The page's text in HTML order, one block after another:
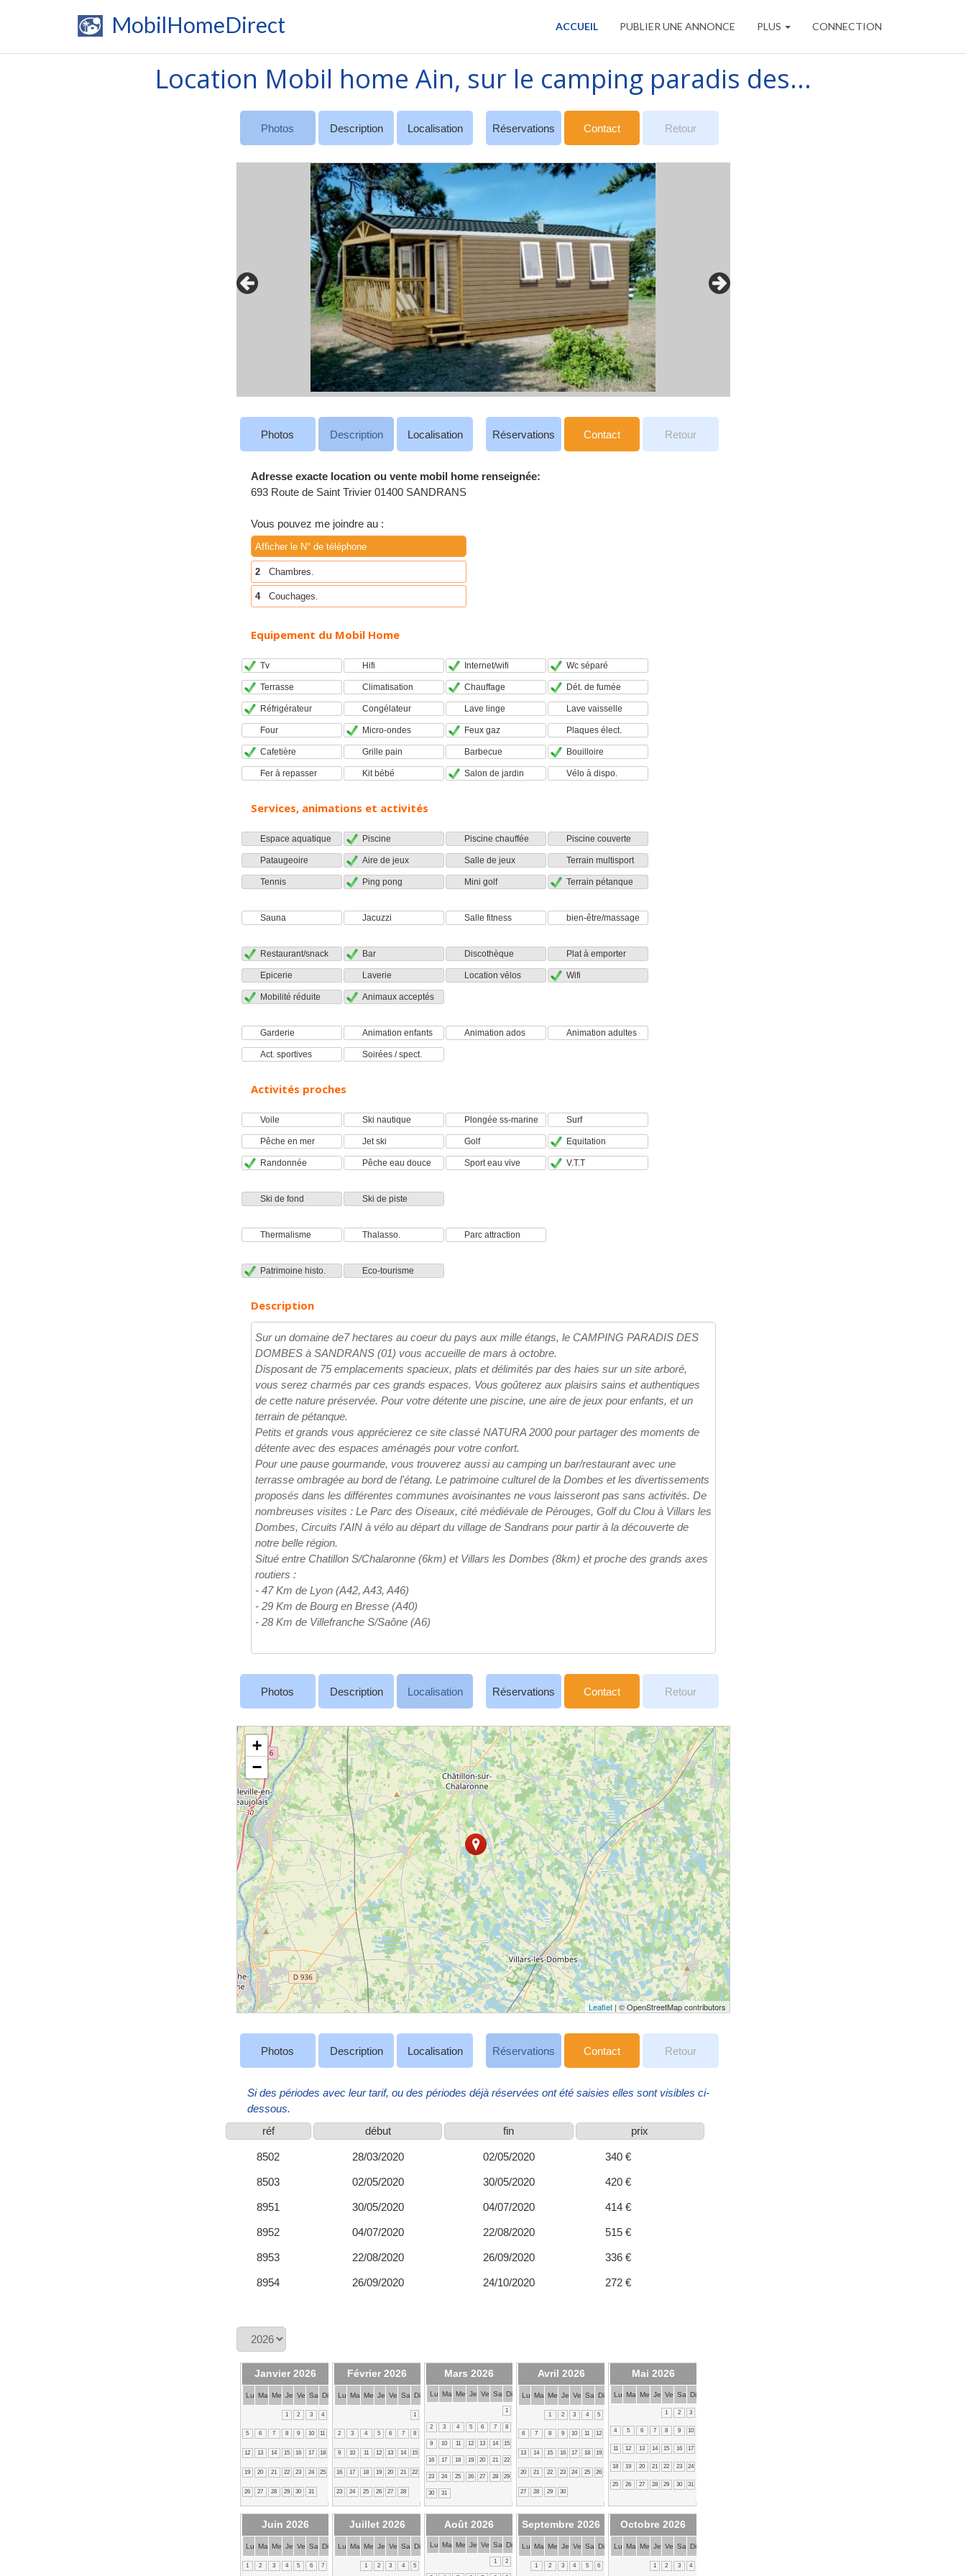
MobilHomeDirect ACCUEIL PUBLIER UNE ANNONCE PLUS CONNECTION
Location Mobil home Ain, sur le camping paradis des...
Photos Description Localisation Réservations Contact Retour
Photos Description Localisation Réservations Contact Retour
Adresse exacte location ou vente mobil home renseignée:
693 Route de Saint Trivier 01400 SANDRANS
Vous pouvez me joindre au :
Afficher le N° de téléphone
2 Chambres.
4 Couchages.
Equipement du Mobil Home
Tv Hifi Internet/wifi Wc séparé
Terrasse Climatisation Chauffage Dét. de fumée
Réfrigérateur Congélateur Lave linge Lave vaisselle
Four Micro-ondes Feux gaz Plaques élect.
Cafetière Grille pain Barbecue Bouilloire
Fer à repasser Kit bébé Salon de jardin Vélo à dispo.
Services, animations et activités
Espace aquatique Piscine Piscine chauffée Piscine couverte
Pataugeoire Aire de jeux Salle de jeux Terrain multisport
Tennis Ping pong Mini golf Terrain pétanque
Sauna Jacuzzi Salle fitness bien-être/massage
Restaurant/snack Bar Discothèque Plat à emporter
Epicerie Laverie Location vélos Wifi
Mobilité réduite Animaux acceptés
Garderie Animation enfants Animation ados Animation adultes
Act. sportives Soirées / spect.
Activités proches
Voile Ski nautique Plongée ss-marine Surf
Pêche en mer Jet ski Golf Equitation
Randonnée Pêche eau douce Sport eau vive V.T.T
Ski de fond Ski de piste
Thermalisme Thalasso. Parc attraction
Patrimoine histo. Eco-tourisme
Description
Sur un domaine de7 hectares au coeur du pays aux mille étangs, le CAMPING PARADIS DES
DOMBES à SANDRANS (01) vous accueille de mars à octobre.
Disposant de 75 emplacements spacieux, plats et délimités par des haies sur un site arboré,
vous serez charmés par ces grands espaces. Vous goûterez aux plaisirs sains et authentiques
de cette nature préservée. Pour votre détente une piscine, une aire de jeux pour enfants, et un
terrain de pétanque.
Petits et grands vous apprécierez ce site classé NATURA 2000 pour partager des moments de
détente avec des espaces aménagés pour votre confort.
Pour une pause gourmande, vous trouverez aussi au camping un bar/restaurant avec une
terrasse ombragée au bord de l'étang. Le patrimoine culturel de la Dombes et les divertissements
proposés dans les différentes communes avoisinantes ne vous laisseront pas sans activités. De
nombreuses visites : Le Parc des Oiseaux, cité médiévale de Pérouges, Golf du Clou à Villars les
Dombes, Circuits l'AIN à vélo au départ du village de Sandrans pour partir à la découverte de
notre belle région.
Situé entre Chatillon S/Chalaronne (6km) et Villars les Dombes (8km) et proche des grands axes
routiers :
- 47 Km de Lyon (A42, A43, A46)
- 29 Km de Bourg en Bresse (A40)
- 28 Km de Villefranche S/Saône (A6)
Photos Description Localisation Réservations Contact Retour
+
−
Leaflet| © OpenStreetMap contributors
Photos Description Localisation Réservations Contact Retour
Si des périodes avec leur tarif, ou des périodes déjà réservées ont été saisies elles sont visibles ci-
dessous.
réf
début fin prix
8502 28/03/2020 02/05/2020 340 €
8503 02/05/2020 30/05/2020 420 €
8951 30/05/2020 04/07/2020 414 €
8952 04/07/2020 22/08/2020 515 €
8953 22/08/2020 26/09/2020 336 €
8954 26/09/2020 24/10/2020 272 €
Janvier 2026
Lu Ma Me Je Ve Sa Di
1 2 3 4
5 6 7 8 9 10 11
12 13 14 15 16 17 18
19 20 21 22 23 24 25
26 27 28 29 30 31
Février 2026
Lu Ma Me Je Ve Sa Di
1
2 3 4 5 6 7 8
9 10 11 12 13 14 15
16 17 18 19 20 21 22
23 24 25 26 27 28
Mars 2026
Lu Ma Me Je Ve Sa Di
1
2 3 4 5 6 7 8
9 10 11 12 13 14 15
16 17 18 19 20 21 22
23 24 25 26 27 28 29
30 31
Avril 2026
Lu Ma Me Je Ve Sa Di
1 2 3 4 5
6 7 8 9 10 11 12
13 14 15 16 17 18 19
20 21 22 23 24 25 26
27 28 29 30
Mai 2026
Lu Ma Me Je Ve Sa Di
1 2 3
4 5 6 7 8 9 10
11 12 13 14 15 16 17
18 19 20 21 22 23 24
25 26 27 28 29 30 31
Juin 2026
Lu Ma Me Je Ve Sa Di
1 2 3 4 5 6 7
Juillet 2026
Lu Ma Me Je Ve Sa Di
1 2 3 4 5
Août 2026
Lu Ma Me Je Ve Sa Di
1 2
Septembre 2026
Lu Ma Me Je Ve Sa Di
1 2 3 4 5 6
Octobre 2026
Lu Ma Me Je Ve Sa Di
1 2 3 4